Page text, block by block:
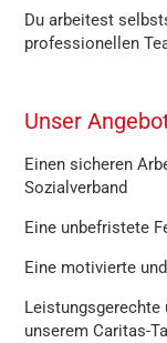
Du arbeitest
professionellen
Unser
Einen sicheren
Sozialverband
Eine unbefristete
Eine motivierte
Leistungsgerechte
unserem Caritas-